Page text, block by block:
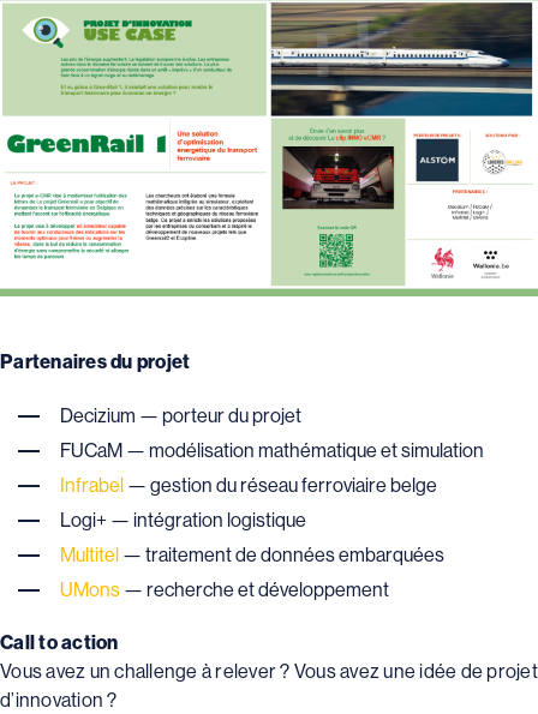
Partenaires du projet
Decizium — porteur du projet
FUCaM — modélisation mathématique et simulation
Infrabel — gestion du réseau ferroviaire belge
Logi+ — intégration logistique
Multitel — traitement de données embarquées
UMons — recherche et développement
Call to action
Vous avez un challenge à relever ? Vous avez une idée de projet
d’innovation ?